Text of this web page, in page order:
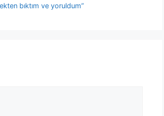
bıktım ve yoruldum”